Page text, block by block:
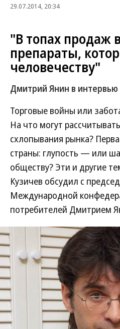
29.07.2014, 20:34
"В топах продаж
препараты,
человечеству"
Дмитрий Янин в
Торговые войны или
На что могут
схлопывания рынка?
страны: глупость — или
обществу? Эти и другие
Кузичев обсудил с
Международной
потребителей Дмитрием